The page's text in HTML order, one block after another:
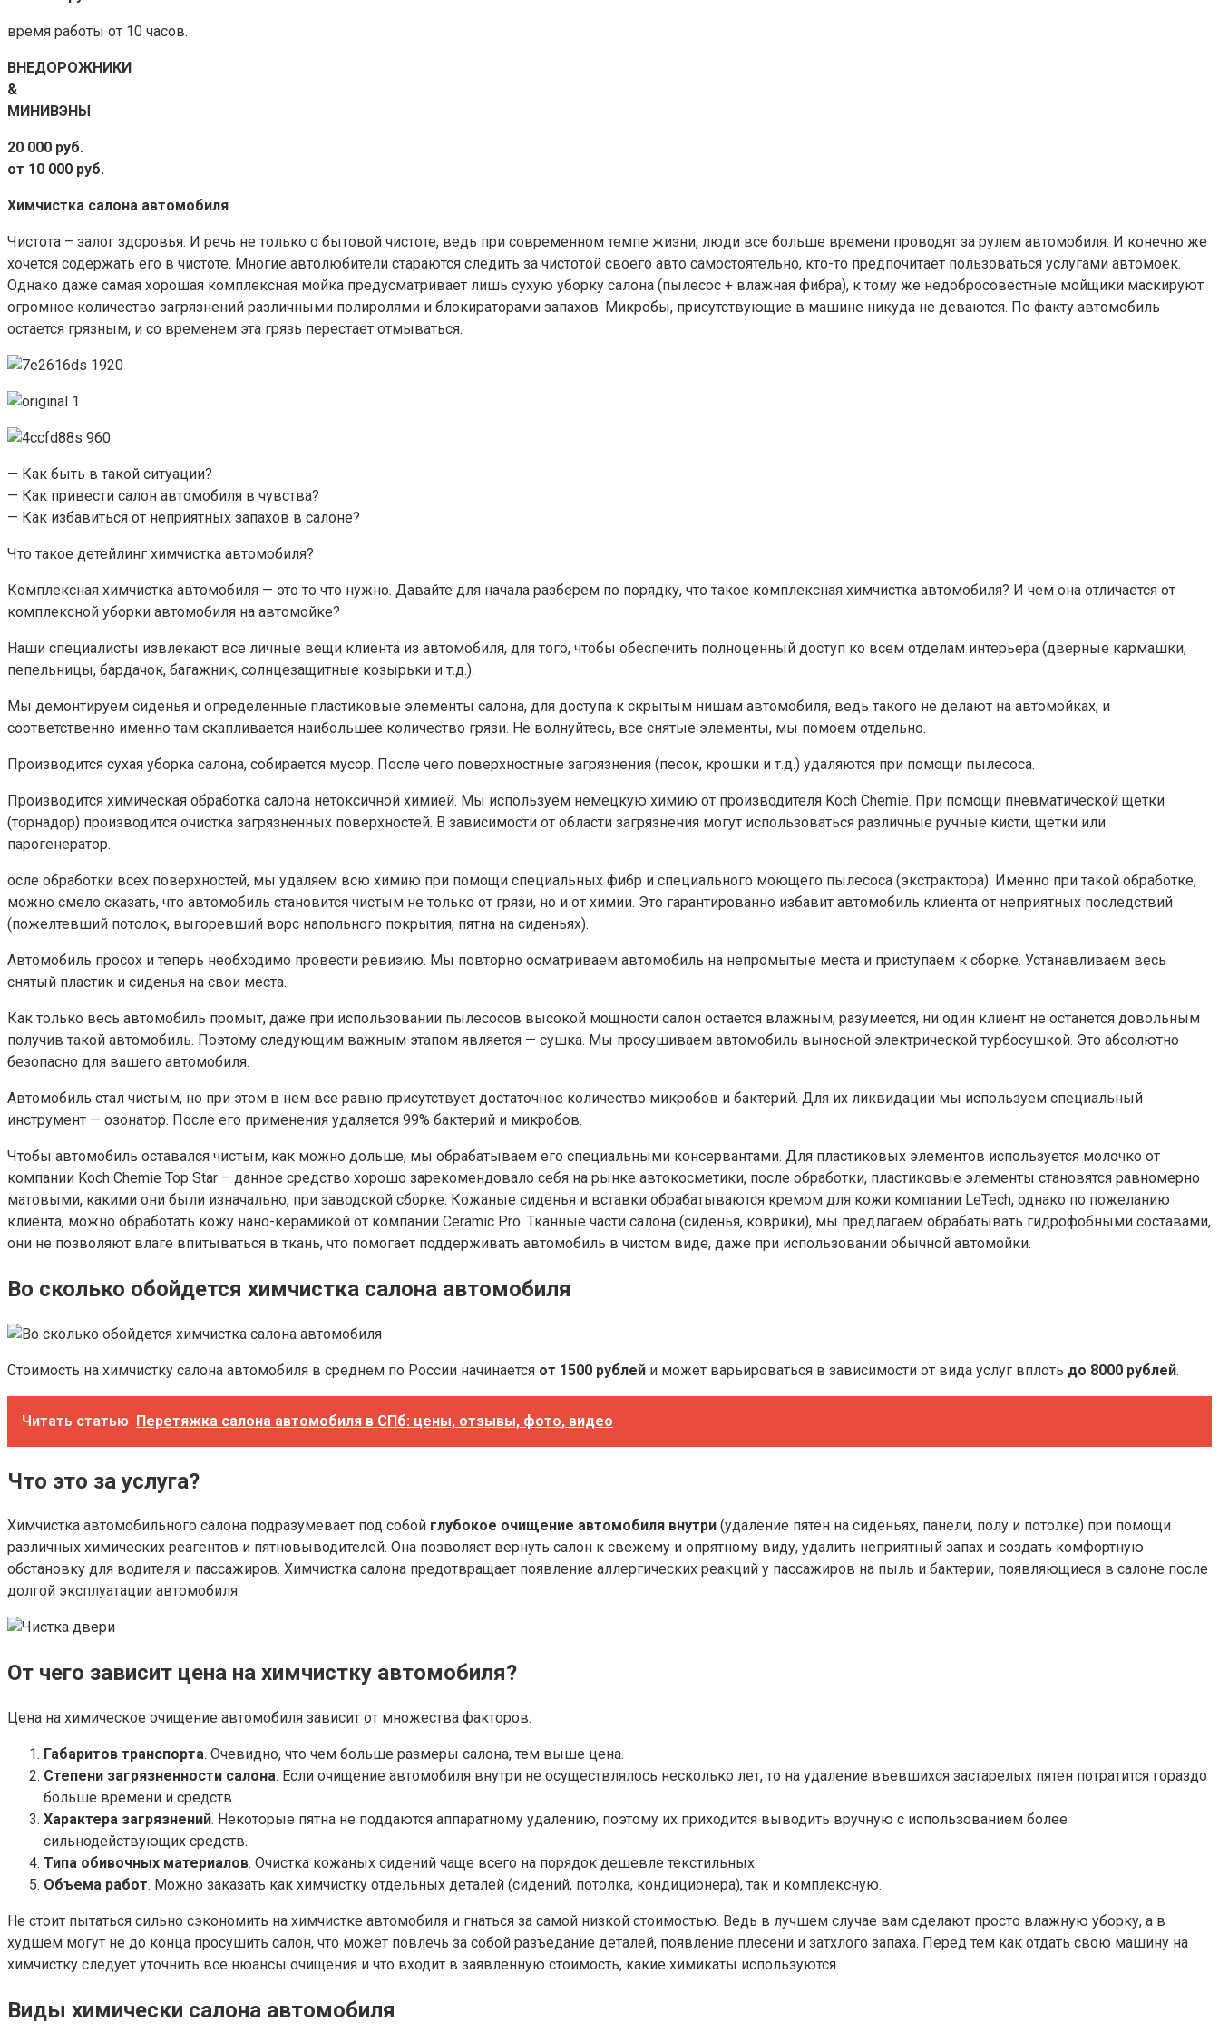
время работы от 10 часов.
ВНЕДОРОЖНИКИ
&
МИНИВЭНЫ
20 000 руб.
от 10 000 руб.
Химчистка салон а автомобиля
Чистота – залог здоровья. И речь не только о бытовой чистоте, ведь при современном темпе жизни, люди все больше времени проводят за рулем автомобиля. И конечно же
хочется содержать его в чистоте. Многие автолюбители стараются следить за чистотой своего авто самостоятельно, кто-то предпочитает пользоваться услугами автомоек.
Однако даже самая хорошая комплексная мойка предусматривает лишь сухую уборку салона (пылесос + влажная фибра), к тому же недобросовестные мойщики маскируют
огромное количество загрязнений различными полиролями и блокираторами запахов. Микробы, присутствующие в машине никуда не деваются. По факту автомобиль
остается грязным, и со временем эта грязь перестает отмываться.
— Как быть в такой ситуации?
— Как привести салон автомобиля в чувства?
— Как избавиться от неприятных запахов в салоне?
Что такое детейлинг химчистка автомобиля?
Комплексная химчистка автомобиля — это то что нужно. Давайте для начала разберем по порядку, что такое комплексная химчистка автомобиля? И чем она отличается от
комплексной уборки автомобиля на автомойке?
Наши специалисты извлекают все личные вещи клиента из автомобиля, для того, чтобы обеспечить полноценный доступ ко всем отделам интерьера (дверные кармашки,
пепельницы, бардачок, багажник, солнцезащитные козырьки и т.д.).
Мы демонтируем сиденья и определенные пластиковые элементы салона, для доступа к скрытым нишам автомобиля, ведь такого не делают на автомойках, и
соответственно именно там скапливается наибольшее количество грязи. Не волнуйтесь, все снятые элементы, мы помоем отдельно.
Производится сухая уборка салона, собирается мусор. После чего поверхностные загрязнения (песок, крошки и т.д.) удаляются при помощи пылесоса.
Производится химическая обработка салона нетоксичной химией. Мы используем немецкую химию от производителя Koch Chemie. При помощи пневматической щетки
(торнадор) производится очистка загрязненных поверхностей. В зависимости от области загрязнения могут использоваться различные ручные кисти, щетки или
парогенератор.
осле обработки всех поверхностей, мы удаляем всю химию при помощи специальных фибр и специального моющего пылесоса (экстрактора). Именно при такой обработке,
можно смело сказать, что автомобиль становится чистым не только от грязи, но и от химии. Это гарантированно избавит автомобиль клиента от неприятных последствий
(пожелтевший потолок, выгоревший ворс напольного покрытия, пятна на сиденьях).
Автомобиль просох и теперь необходимо провести ревизию. Мы повторно осматриваем автомобиль на непромытые места и приступаем к сборке. Устанавливаем весь
снятый пластик и сиденья на свои места.
Как только весь автомобиль промыт, даже при использовании пылесосов высокой мощности салон остается влажным, разумеется, ни один клиент не останется довольным
получив такой автомобиль. Поэтому следующим важным этапом является — сушка. Мы просушиваем автомобиль выносной электрической турбосушкой. Это абсолютно
безопасно для вашего автомобиля.
Автомобиль стал чистым, но при этом в нем все равно присутствует достаточное количество микробов и бактерий. Для их ликвидации мы используем специальный
инструмент — озонатор. После его применения удаляется 99% бактерий и микробов.
Чтобы автомобиль оставался чистым, как можно дольше, мы обрабатываем его специальными консервантами. Для пластиковых элементов используется молочко от
компании Koch Chemie Top Star – данное средство хорошо зарекомендовало себя на рынке автокосметики, после обработки, пластиковые элементы становятся равномерно
матовыми, какими они были изначально, при заводской сборке. Кожаные сиденья и вставки обрабатываются кремом для кожи компании LeTech, однако по пожеланию
клиента, можно обработать кожу нано-керамикой от компании Ceramic Pro. Тканные части салона (сиденья, коврики), мы предлагаем обрабатывать гидрофобными составами,
они не позволяют влаге впитываться в ткань, что помогает поддерживать автомобиль в чистом виде, даже при использовании обычной автомойки.
Во сколько обойдется химчистка салона автомобиля
Стоимость на химчистку салона автомобиля в среднем по России начинается от 1500 рублей и может варьироваться в зависимости от вида услуг вплоть до 8000 рублей.
Читать статью Перетяжка салона автомобиля в СПб: цены, отзывы, фото, видео
Что это за услуга?
Химчистка автомобильного салона подразумевает под собой глубокое очищение автомобиля внутри (удаление пятен на сиденьях, панели, полу и потолке) при помощи
различных химических реагентов и пятновыводителей. Она позволяет вернуть салон к свежему и опрятному виду, удалить неприятный запах и создать комфортную
обстановку для водителя и пассажиров. Химчистка салона предотвращает появление аллергических реакций у пассажиров на пыль и бактерии, появляющиеся в салоне после
долгой эксплуатации автомобиля.
От чего зависит цена на химчистку автомобиля?
Цена на химическое очищение автомобиля зависит от множества факторов:
Габаритов транспорта. Очевидно, что чем больше размеры салона, тем выше цена.
Степени загрязненности салона. Если очищение автомобиля внутри не осуществлялось несколько лет, то на удаление въевшихся застарелых пятен потратится гораздо
больше времени и средств.
Характера загрязнений. Некоторые пятна не поддаются аппаратному удалению, поэтому их приходится выводить вручную с использованием более
сильнодействующих средств.
Типа обивочных материалов. Очистка кожаных сидений чаще всего на порядок дешевле текстильных.
Объема работ. Можно заказать как химчистку отдельных деталей (сидений, потолка, кондиционера), так и комплексную.
Не стоит пытаться сильно сэкономить на химчистке автомобиля и гнаться за самой низкой стоимостью. Ведь в лучшем случае вам сделают просто влажную уборку, а в
худшем могут не до конца просушить салон, что может повлечь за собой разъедание деталей, появление плесени и затхлого запаха. Перед тем как отдать свою машину на
химчистку следует уточнить все нюансы очищения и что входит в заявленную стоимость, какие химикаты используются.
Виды химически салона автомобиля